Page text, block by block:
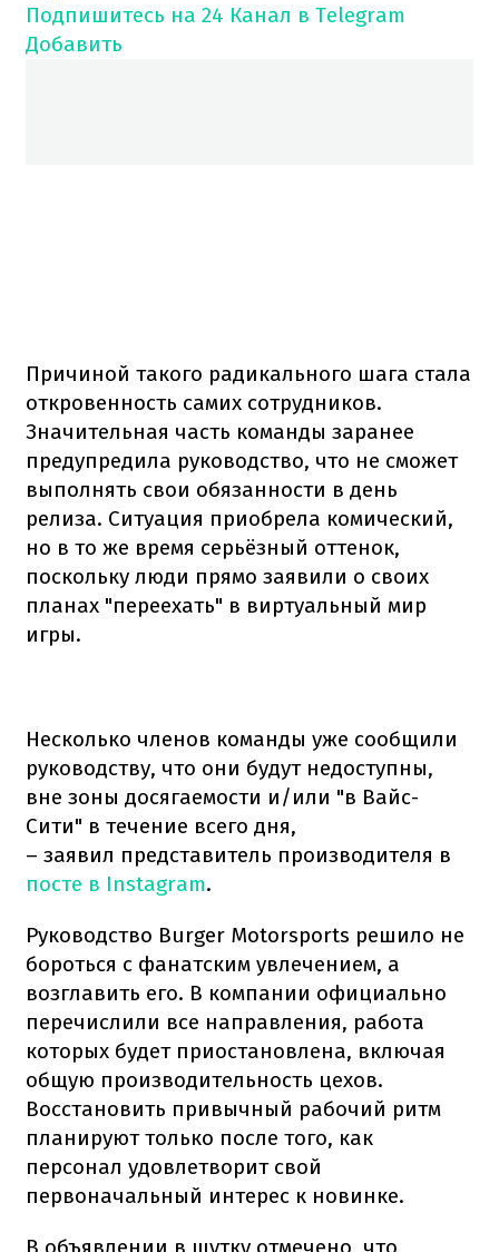
Подпишитесь на 24 Канал в Telegram
Добавить
Причиной такого радикального шага стала
откровенность самих сотрудников.
Значительная часть команды заранее
предупредила руководство, что не сможет
выполнять свои обязанности в день
релиза. Ситуация приобрела комический,
но в то же время серьёзный оттенок,
поскольку люди прямо заявили о своих
планах "переехать" в виртуальный мир
игры.
Несколько членов команды уже сообщили
руководству, что они будут недоступны,
вне зоны досягаемости и/или "в Вайс-
Сити" в течение всего дня,
– заявил представитель производителя в
посте в Instagram.
Руководство Burger Motorsports решило не
бороться с фанатским увлечением, а
возглавить его. В компании официально
перечислили все направления, работа
которых будет приостановлена, включая
общую производительность цехов.
Восстановить привычный рабочий ритм
планируют только после того, как
персонал удовлетворит свой
первоначальный интерес к новинке.
В объявлении в шутку отмечено, что